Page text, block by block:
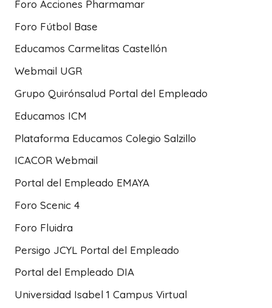
Foro Acciones Pharmamar
Foro Fútbol Base
Educamos Carmelitas Castellón
Webmail UGR
Grupo Quirónsalud Portal del Empleado
Educamos ICM
Plataforma Educamos Colegio Salzillo
ICACOR Webmail
Portal del Empleado EMAYA
Foro Scenic 4
Foro Fluidra
Persigo JCYL Portal del Empleado
Portal del Empleado DIA
Universidad Isabel 1 Campus Virtual